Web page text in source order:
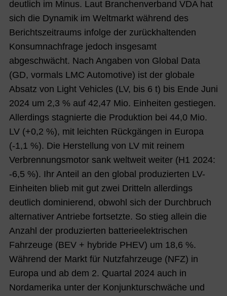
deutlich im Minus. Laut Branchenverband VDA hat
sich die Dynamik im Weltmarkt während des
Berichtszeitraums infolge der zurückhaltenden
Konsumnachfrage jedoch insgesamt
abgeschwächt. Nach Angaben von Global Data
(GD, vormals LMC Automotive) ist der globale
Absatz von Light Vehicles (LV, bis 6 t) bis Ende Juni
2024 um 2,3 % auf 42,47 Mio. Einheiten gestiegen.
Allerdings stagnierte die Produktion bei 44,0 Mio.
LV (+0,2 %), mit leichten Rückgängen in Europa
(-1,1 %). Die Herstellung von LV mit reinem
Verbrennungsmotor sank weltweit weiter (H1 2024:
-6,5 %). Ihr Anteil an den global produzierten LV-
Einheiten blieb mit gut zwei Dritteln allerdings
deutlich dominierend, obwohl sich der Durchbruch
alternativer Antriebe fortsetzte. So stieg allein die
Anzahl der produzierten batterieelektrischen
Fahrzeuge (BEV + hybride PHEV) um 18,6 %.
Während der Markt für Nutzfahrzeuge (NFZ) in
Europa und ab dem 2. Quartal 2024 auch in
Nordamerika unter der Konjunkturschwäche und